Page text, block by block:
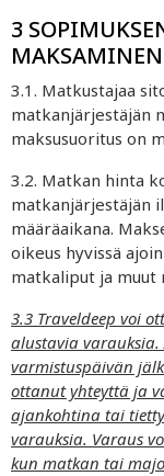
3
MAKSAMINEN
3.1. Matkustajaa
matkanjärjestäjän
maksusuoritus on
3.2. Matkan hinta
matkanjärjestäjän
määräaikana.
oikeus hyvissä
matkaliput ja muut
3.3 Traveldeep voi
alustavia
varmistuspäivän
ottanut yhteyttä ja
ajankohtina tai
varauksia. Varaus
kun matkan tai